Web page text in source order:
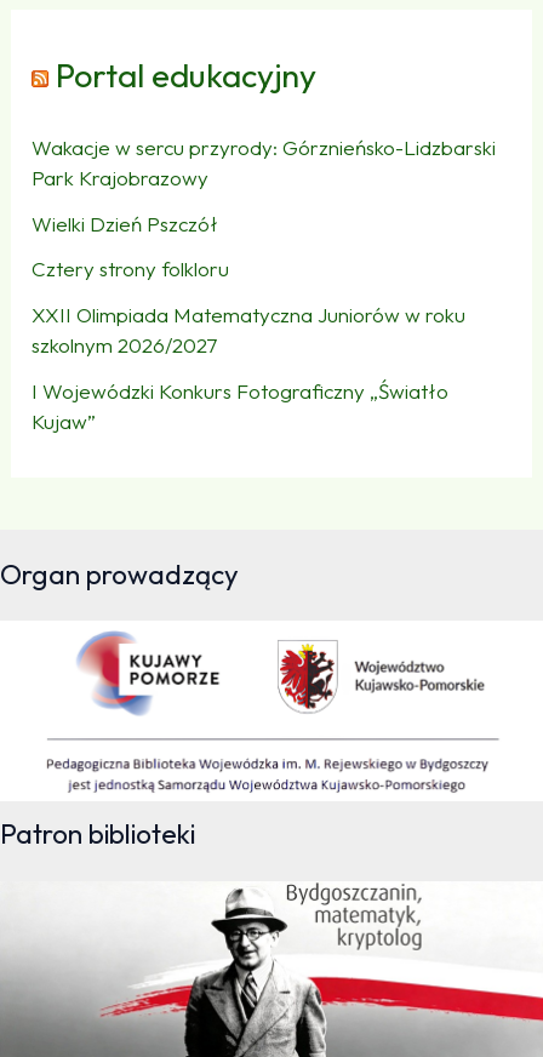
Portal edukacyjny
Wakacje w sercu przyrody: Górznieńsko-Lidzbarski
Park Krajobrazowy
Wielki Dzień Pszczół
Cztery strony folkloru
XXII Olimpiada Matematyczna Juniorów w roku
szkolnym 2026/2027
I Wojewódzki Konkurs Fotograficzny „Światło
Kujaw”
Organ prowadzący
Patron biblioteki